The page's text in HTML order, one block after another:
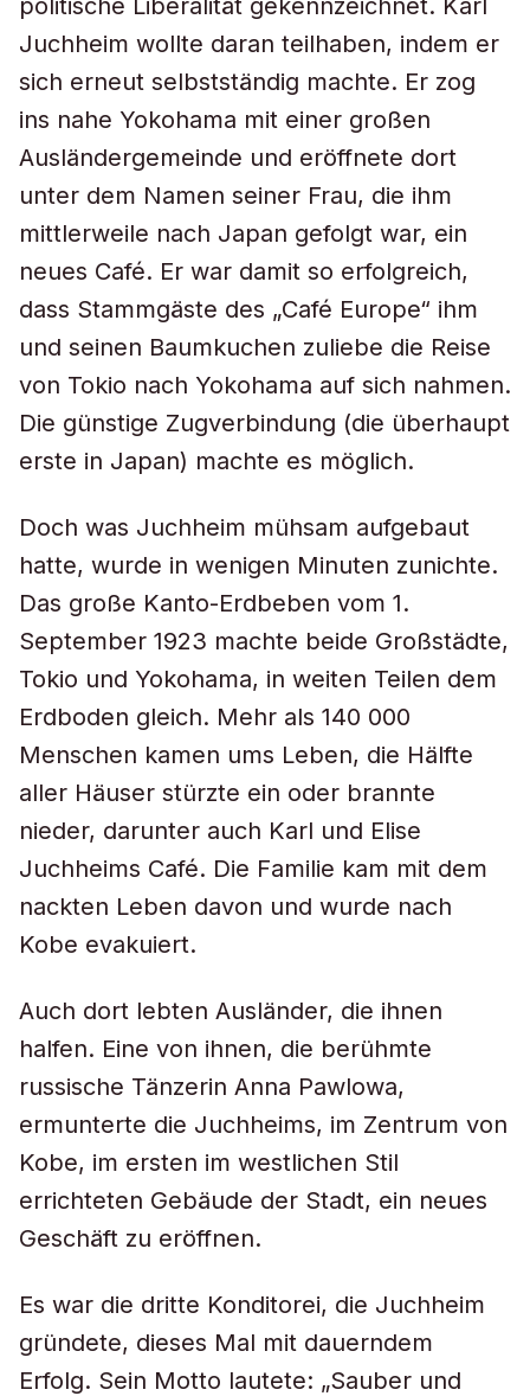
politische Liberalität gekennzeichnet. Karl
Juchheim wollte daran teilhaben, indem er
sich erneut selbstständig machte. Er zog
ins nahe Yokohama mit einer großen
Ausländergemeinde und eröffnete dort
unter dem Namen seiner Frau, die ihm
mittlerweile nach Japan gefolgt war, ein
neues Café. Er war damit so erfolgreich,
dass Stammgäste des „Café Europe“ ihm
und seinen Baumkuchen zuliebe die Reise
von Tokio nach Yokohama auf sich nahmen.
Die günstige Zugverbindung (die überhaupt
erste in Japan) machte es möglich.
Doch was Juchheim mühsam aufgebaut
hatte, wurde in wenigen Minuten zunichte.
Das große Kanto-Erdbeben vom 1.
September 1923 machte beide Großstädte,
Tokio und Yokohama, in weiten Teilen dem
Erdboden gleich. Mehr als 140 000
Menschen kamen ums Leben, die Hälfte
aller Häuser stürzte ein oder brannte
nieder, darunter auch Karl und Elise
Juchheims Café. Die Familie kam mit dem
nackten Leben davon und wurde nach
Kobe evakuiert.
Auch dort lebten Ausländer, die ihnen
halfen. Eine von ihnen, die berühmte
russische Tänzerin Anna Pawlowa,
ermunterte die Juchheims, im Zentrum von
Kobe, im ersten im westlichen Stil
errichteten Gebäude der Stadt, ein neues
Geschäft zu eröffnen.
Es war die dritte Konditorei, die Juchheim
gründete, dieses Mal mit dauerndem
Erfolg. Sein Motto lautete: „Sauber und